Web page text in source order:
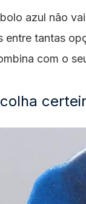
azul não
tantas
com o